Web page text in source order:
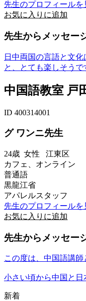
先生のプロフィールを
お気に入りに追加
先生からメッセー
日中両国の言語と文
と、とても楽しそう
中国語教室 戸
ID 400314001
グ ワンニ先生
24歳 女性 江東区
カフェ、オンライン
普通語
黒龍江省
アパレルスタッフ
先生のプロフィールを
お気に入りに追加
先生からメッセー
この度は、中国語講
小さい頃から中国と
新着